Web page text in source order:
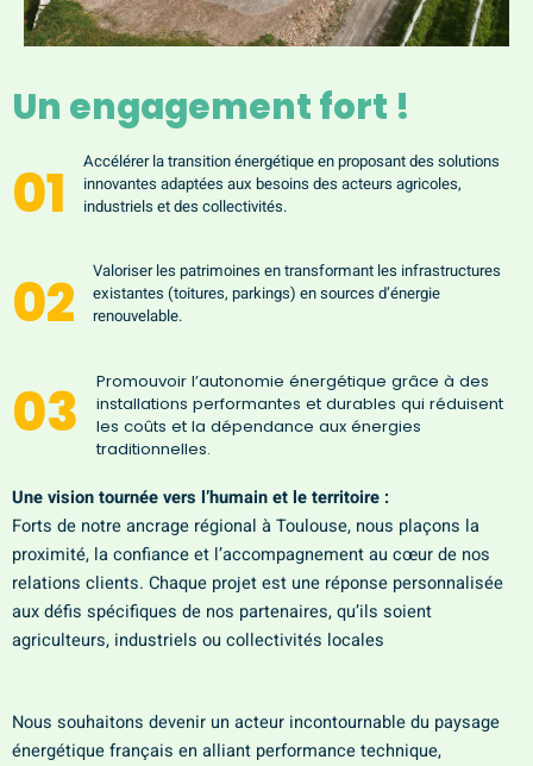
Un engagement fort !
01
Accélérer la transition énergétique en proposant des solutions
innovantes adaptées aux besoins des acteurs agricoles,
industriels et des collectivités.
02
Valoriser les patrimoines en transformant les infrastructures
existantes (toitures, parkings) en sources d’énergie
renouvelable.
03
Promouvoir l’autonomie énergétique grâce à des
installations performantes et durables qui réduisent
les coûts et la dépendance aux énergies
traditionnelles.
Une vision tournée vers l’humain et le territoire :
Forts de notre ancrage régional à Toulouse, nous plaçons la
proximité, la confiance et l’accompagnement au cœur de nos
relations clients. Chaque projet est une réponse personnalisée
aux défis spécifiques de nos partenaires, qu’ils soient
agriculteurs, industriels ou collectivités locales
Nous souhaitons devenir un acteur incontournable du paysage
énergétique français en alliant performance technique,